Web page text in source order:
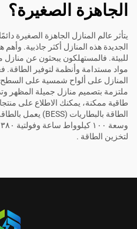
الجاهزة الصغيرة؟
يتأثر عالم المنازل الجاهزة الصغيرة
الجديدة هذه المنازل أكثر جاذبية.
للبيئة. فالمستهلكون يبحثون عن
مواد مستدامة وأنظمة لتوفير
ملتزمة بتصميم منازل جميلة المظهر
طاقية ممكنة، يمكنك الاطلاع على
لتخزين الطاقة .